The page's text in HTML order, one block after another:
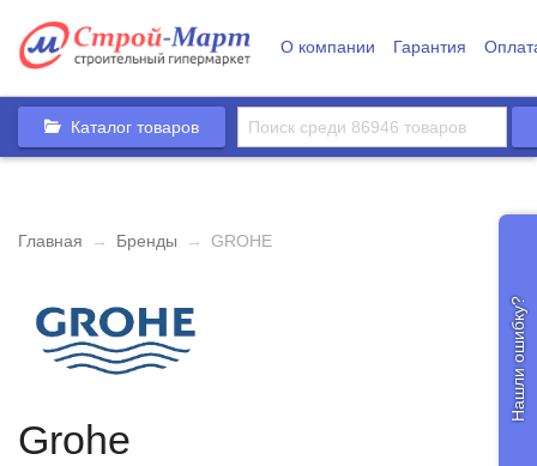
О компании Гарантия
Каталог товаров
Главная → Бренды → GROHE
Grohe
Нашли ошибку?